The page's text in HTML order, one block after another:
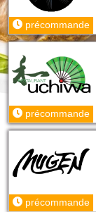
précommande
précommande
précommande